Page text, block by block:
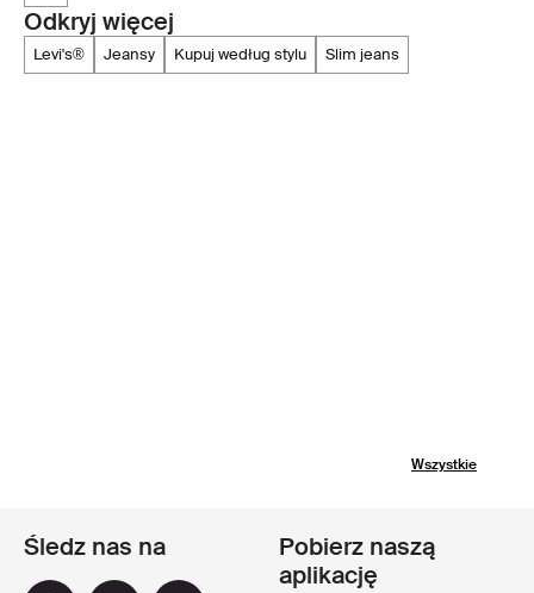
Odkryj więcej
levi's® jeansy kupuj według stylu slim jeans
Wszystkie
Śledz nas na
Pobierz naszą
aplikację